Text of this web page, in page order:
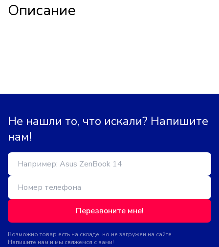
Описание
Не нашли то, что искали? Напишите
нам!
Перезвоните мне!
Возможно товар есть на складе, но не загружен на сайте.
Напишите нам и мы свяжемся с вами!